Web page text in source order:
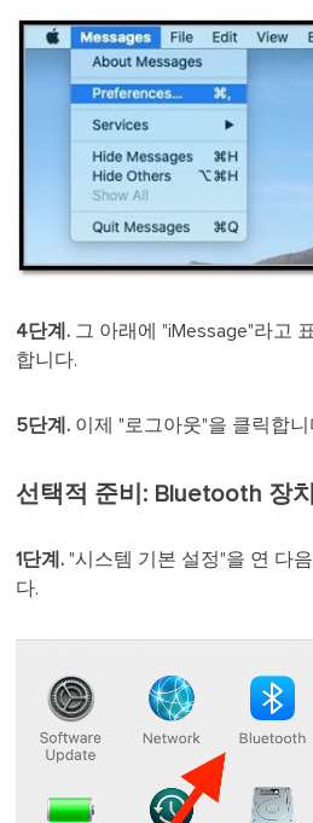
4단계. 그 아래에 "iMessage"라고
합니다.
5단계. 이제 "로그아웃"을 클릭합니
선택적 준비: Bluetooth 장
1단계. "시스템 기본 설정"을 연 다
다.